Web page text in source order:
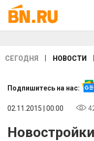
СЕГОДНЯ НОВОСТИ
Подпишитесь на нас:
02.11.2015 | 00:00